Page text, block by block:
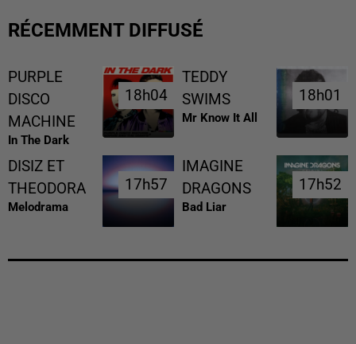
RÉCEMMENT DIFFUSÉ
PURPLE
DISCO
MACHINE
In The Dark
18h04
18h04
TEDDY
SWIMS
Mr Know It All
18h01
18h01
DISIZ ET
THEODORA
Melodrama
17h57
17h57
IMAGINE
DRAGONS
Bad Liar
17h52
17h52